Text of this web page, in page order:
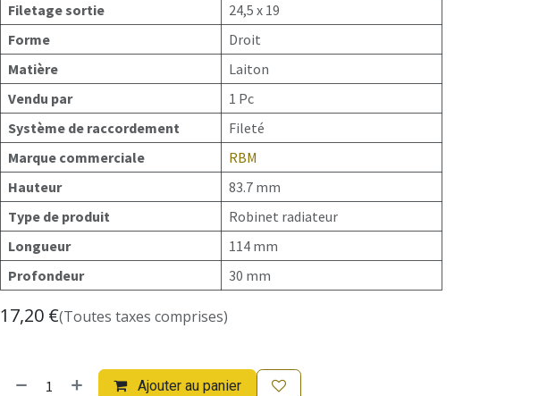
Filetage sortie
24,5 x 19
Forme
Droit
Matière
Laiton
Vendu par
1 Pc
Système de raccordement
Fileté
Marque commerciale
RBM
Hauteur
83.7 mm
Type de produit
Robinet radiateur
Longueur
114 mm
Profondeur
30 mm
17,20 €(Toutes taxes comprises)
Ajouter au panier